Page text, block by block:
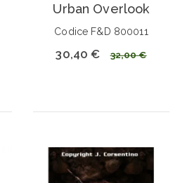
Urban Overlook
Codice F&D 800011
30,40 € 32,00 €